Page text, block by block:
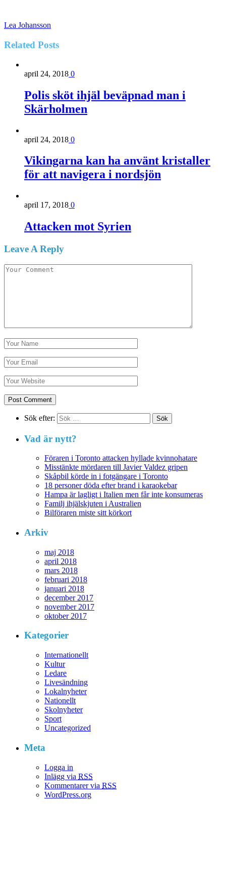
Lea Johansson
Related Posts
april 24, 2018 0
Polis sköt ihjäl beväpnad man i
Skärholmen
april 24, 2018 0
Vikingarna kan ha använt kristaller
för att navigera i nordsjön
april 17, 2018 0
Attacken mot Syrien
Leave A Reply
Sök efter:
Vad är nytt?
Föraren i Toronto attacken hyllade kvinnohatare
Misstänkte mördaren till Javier Valdez gripen
Skåpbil körde in i fotgängare i Toronto
18 personer döda efter brand i karaokebar
Hampa är lagligt i Italien men får inte konsumeras
Familj ihjälskjuten i Australien
Bilföraren miste sitt körkort
Arkiv
maj 2018
april 2018
mars 2018
februari 2018
januari 2018
december 2017
november 2017
oktober 2017
Kategorier
Internationellt
Kultur
Ledare
Livesändning
Lokalnyheter
Nationellt
Skolnyheter
Sport
Uncategorized
Meta
Logga in
Inlägg via RSS
Kommentarer via RSS
WordPress.org